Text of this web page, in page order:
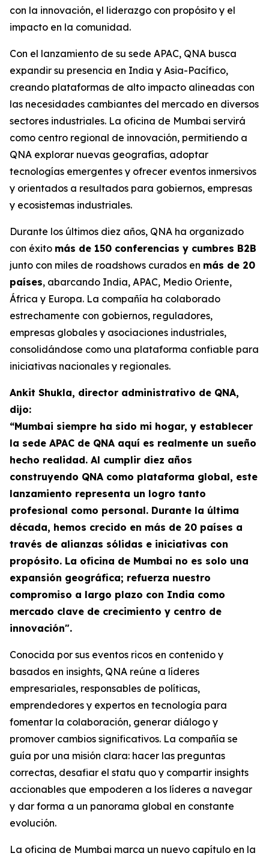
con la innovación, el liderazgo con propósito y el
impacto en la comunidad.
Con el lanzamiento de su sede APAC, QNA busca
expandir su presencia en India y Asia-Pacífico,
creando plataformas de alto impacto alineadas con
las necesidades cambiantes del mercado en diversos
sectores industriales. La oficina de Mumbai servirá
como centro regional de innovación, permitiendo a
QNA explorar nuevas geografías, adoptar
tecnologías emergentes y ofrecer eventos inmersivos
y orientados a resultados para gobiernos, empresas
y ecosistemas industriales.
Durante los últimos diez años, QNA ha organizado
con éxito más de 150 conferencias y cumbres B2B
junto con miles de roadshows curados en más de 20
países, abarcando India, APAC, Medio Oriente,
África y Europa. La compañía ha colaborado
estrechamente con gobiernos, reguladores,
empresas globales y asociaciones industriales,
consolidándose como una plataforma confiable para
iniciativas nacionales y regionales.
Ankit Shukla, director administrativo de QNA,
dijo:
“Mumbai siempre ha sido mi hogar, y establecer
la sede APAC de QNA aquí es realmente un sueño
hecho realidad. Al cumplir diez años
construyendo QNA como plataforma global, este
lanzamiento representa un logro tanto
profesional como personal. Durante la última
década, hemos crecido en más de 20 países a
través de alianzas sólidas e iniciativas con
propósito. La oficina de Mumbai no es solo una
expansión geográfica; refuerza nuestro
compromiso a largo plazo con India como
mercado clave de crecimiento y centro de
innovación".
Conocida por sus eventos ricos en contenido y
basados en insights, QNA reúne a líderes
empresariales, responsables de políticas,
emprendedores y expertos en tecnología para
fomentar la colaboración, generar diálogo y
promover cambios significativos. La compañía se
guía por una misión clara: hacer las preguntas
correctas, desafiar el statu quo y compartir insights
accionables que empoderen a los líderes a navegar
y dar forma a un panorama global en constante
evolución.
La oficina de Mumbai marca un nuevo capítulo en la